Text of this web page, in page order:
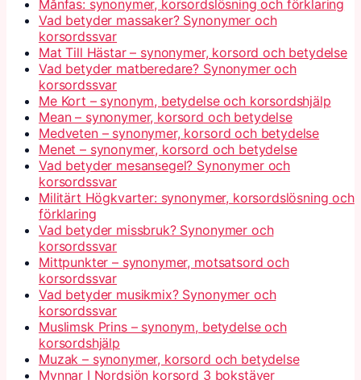
Månfas: synonymer, korsordslösning och förklaring
Vad betyder massaker? Synonymer och
korsordssvar
Mat Till Hästar – synonymer, korsord och betydelse
Vad betyder matberedare? Synonymer och
korsordssvar
Me Kort – synonym, betydelse och korsordshjälp
Mean – synonymer, korsord och betydelse
Medveten – synonymer, korsord och betydelse
Menet – synonymer, korsord och betydelse
Vad betyder mesansegel? Synonymer och
korsordssvar
Militärt Högkvarter: synonymer, korsordslösning och
förklaring
Vad betyder missbruk? Synonymer och
korsordssvar
Mittpunkter – synonymer, motsatsord och
korsordssvar
Vad betyder musikmix? Synonymer och
korsordssvar
Muslimsk Prins – synonym, betydelse och
korsordshjälp
Muzak – synonymer, korsord och betydelse
Mynnar I Nordsjön korsord 3 bokstäver